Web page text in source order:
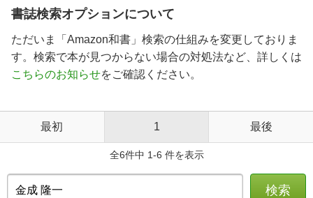
書誌検索オプションについて
ただいま「Amazon和書」検索の仕組みを変更しておりま
す。検索で本が見つからない場合の対処法など、詳しくは
こちらのお知らせをご確認ください。
最初 1 最後
全6件中 1-6 件を表示
検索